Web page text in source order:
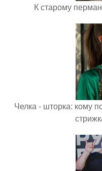
К старому
Челка - шторка: кому